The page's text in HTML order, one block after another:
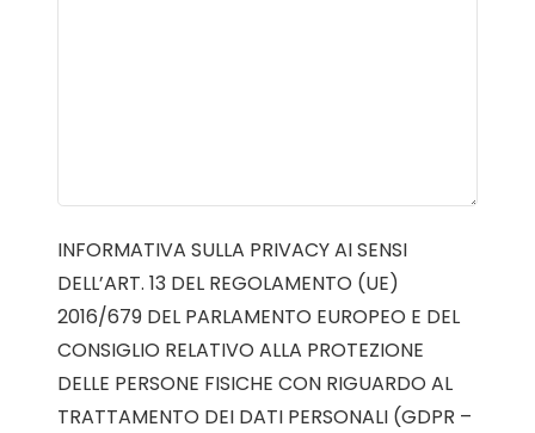
INFORMATIVA SULLA PRIVACY AI SENSI
DELL’ART. 13 DEL REGOLAMENTO (UE)
2016/679 DEL PARLAMENTO EUROPEO E DEL
CONSIGLIO RELATIVO ALLA PROTEZIONE
DELLE PERSONE FISICHE CON RIGUARDO AL
TRATTAMENTO DEI DATI PERSONALI (GDPR –